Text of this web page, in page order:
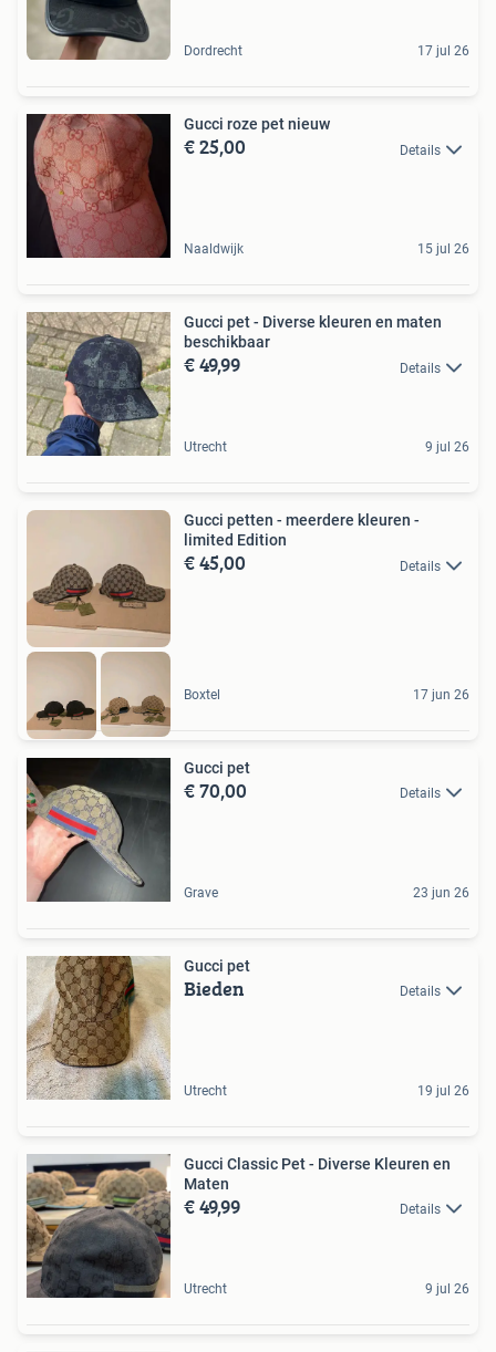
Dordrecht 17 jul 26
Gucci roze pet nieuw
€ 25,00 Details
Naaldwijk 15 jul 26
Gucci pet - Diverse kleuren en maten
beschikbaar
€ 49,99 Details
Utrecht 9 jul 26
Gucci petten - meerdere kleuren -
limited Edition
€ 45,00 Details
Boxtel 17 jun 26
Gucci pet
€ 70,00 Details
Grave 23 jun 26
Gucci pet
Bieden Details
Utrecht 19 jul 26
Gucci Classic Pet - Diverse Kleuren en
Maten
€ 49,99 Details
Utrecht 9 jul 26